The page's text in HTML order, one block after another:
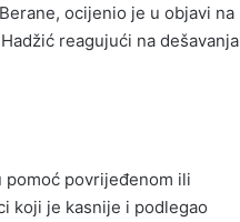
ocijenio je u objavi na
reagujući na dešavanja
pomoć povrijeđenom ili
koji je kasnije i podlegao